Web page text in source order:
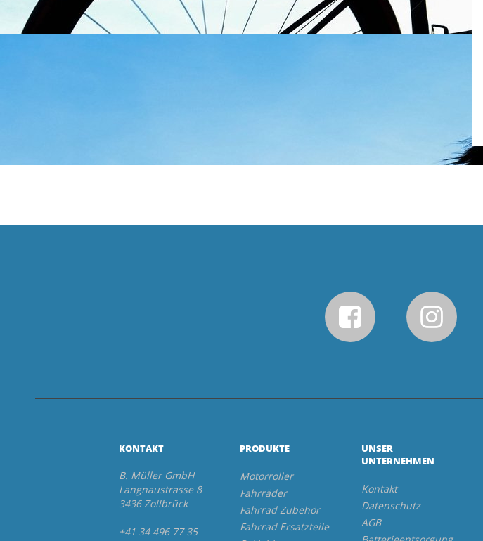
KONTAKT
B. Müller GmbH
Langnaustrasse 8
3436 Zollbrück
+41 34 496 77 35
PRODUKTE
Motorroller
Fahrräder
Fahrrad Zubehör
Fahrrad Ersatzteile
UNSER
UNTERNEHMEN
Kontakt
Datenschutz
AGB